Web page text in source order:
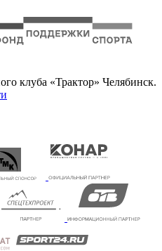
клуба «Трактор» Челябинск.